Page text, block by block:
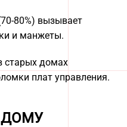
80%) вызывает
и манжеты.
старых домах
плат управления.
ДОМУ